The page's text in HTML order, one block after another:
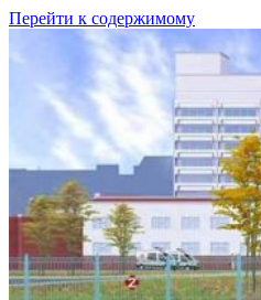
Перейти к содержимому